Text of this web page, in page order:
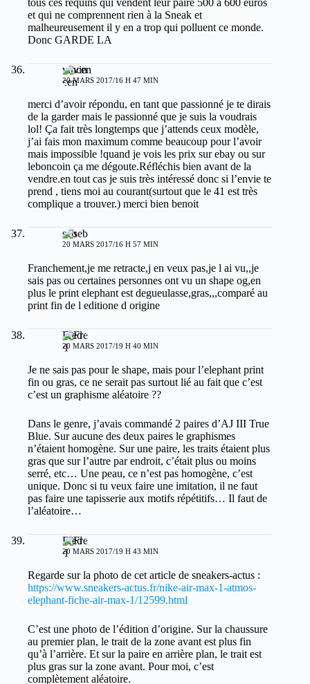
et qui ne comprennent rien à la Sneak et
malheureusement il y en a trop qui polluent ce monde.
Donc GARDE LA
vincen
20 MARS 2017/16 H 47 MIN
merci d’avoir répondu, en tant que passionné je te dirais
de la garder mais le passionné que je suis la voudrais
lol! Ça fait très longtemps que j’attends ceux modèle,
j’ai fais mon maximum comme beaucoup pour l’avoir
mais impossible !quand je vois les prix sur ebay ou sur
leboncoin ça me dégoute.Réfléchis bien avant de la
vendre.en tout cas je suis très intéressé donc si l’envie te
prend , tiens moi au courant(surtout que le 41 est très
complique a trouver.) merci bien benoit
seb
20 MARS 2017/16 H 57 MIN
Franchement,je me retracte,j en veux pas,je l ai vu,,je
sais pas ou certaines personnes ont vu un shape og,en
plus le print elephant est degueulasse,gras,,,comparé au
print fin de l editione d origine
Fred
20 MARS 2017/19 H 40 MIN
Je ne sais pas pour le shape, mais pour l’elephant print
fin ou gras, ce ne serait pas surtout lié au fait que c’est
c’est un graphisme aléatoire ??
Dans le genre, j’avais commandé 2 paires d’AJ III True
Blue. Sur aucune des deux paires le graphismes
n’étaient homogène. Sur une paire, les traits étaient plus
gras que sur l’autre par endroit, c’était plus ou moins
serré, etc… Une peau, ce n’est pas homogène, c’est
unique. Donc si tu veux faire une imitation, il ne faut
pas faire une tapisserie aux motifs répétitifs… Il faut de
l’aléatoire…
Fred
20 MARS 2017/19 H 43 MIN
Regarde sur la photo de cet article de sneakers-actus :
https://www.sneakers-actus.fr/nike-air-max-1-atmos-
elephant-fiche-air-max-1/12599.html
C’est une photo de l’édition d’origine. Sur la chaussure
au premier plan, le trait de la zone avant est plus fin
qu’à l’arrière. Et sur la paire en arrière plan, le trait est
plus gras sur la zone avant. Pour moi, c’est
complètement aléatoire.